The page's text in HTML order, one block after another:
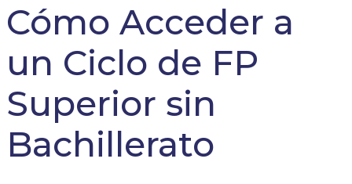
Cómo Acceder a
un Ciclo de FP
Superior sin
Bachillerato